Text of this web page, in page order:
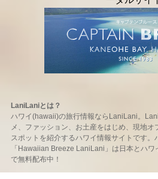
LaniLaniとは？
ハワイ(hawaii)の旅行情報ならLaniLani。
メ、ファッション、お土産をはじめ、現地
スポットを紹介するハワイ情報サイトです。
「Hawaiian Breeze LaniLani」は日本とハ
で無料配布中！